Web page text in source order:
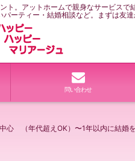
。アットホームで親身なサービス
ーティー・結婚相談など。まずは友
問い合わせ
年代超えOK）〜1年以内に結婚を